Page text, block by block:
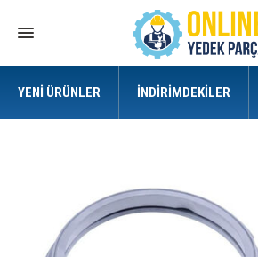
YENI ÜRÜNLER İNDIRIMDEKILER